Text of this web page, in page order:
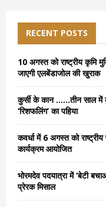
f
o
r
RECENT POSTS
10 अगस्त को राष्ट्रीय कृमि
जाएगी एलबेंडाजोल की खुराक
कुर्सी के कान ……तीन साल में
‘रिशफलिंग’ का पहिया
कवर्धा में 6 अगस्त को
कार्यक्रम आयोजित
भोरमदेव पदयात्रा में ‘बेटी
प्रेरक मिसाल